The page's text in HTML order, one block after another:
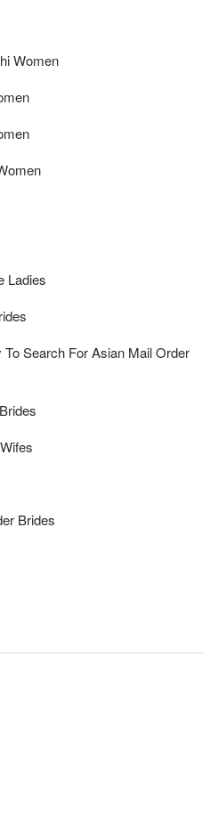
Women
Ladies
Search For Asian Mail Order
Brides